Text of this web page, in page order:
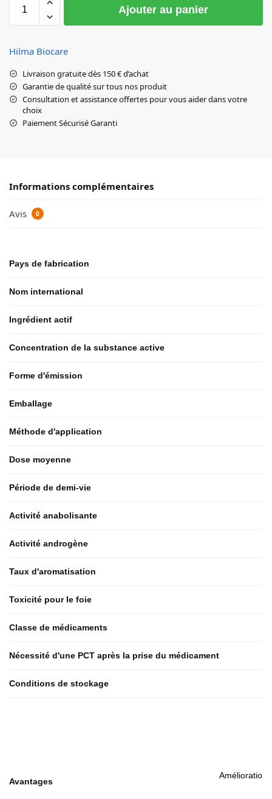
Ajouter au panier
Hilma Biocare
Livraison gratuite dès 150 € d’achat
Garantie de qualité sur tous nos produit
Consultation et assistance offertes pour vous aider dans votre
choix
Paiement Sécurisé Garanti
Informations complémentaires
Avis 0
Pays de fabrication
Nom international
Ingrédient actif
Concentration de la substance active
Forme d'émission
Emballage
Méthode d'application
Dose moyenne
Période de demi-vie
Activité anabolisante
Activité androgène
Taux d'aromatisation
Toxicité pour le foie
Classe de médicaments
Nécessité d'une PCT après la prise du médicament
Conditions de stockage
Avantages
Amélioration